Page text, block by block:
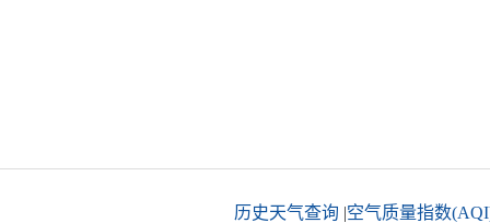
历史天气查询 |空气质量指数